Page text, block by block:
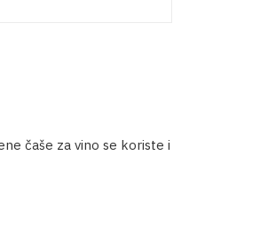
čaše za vino se koriste i